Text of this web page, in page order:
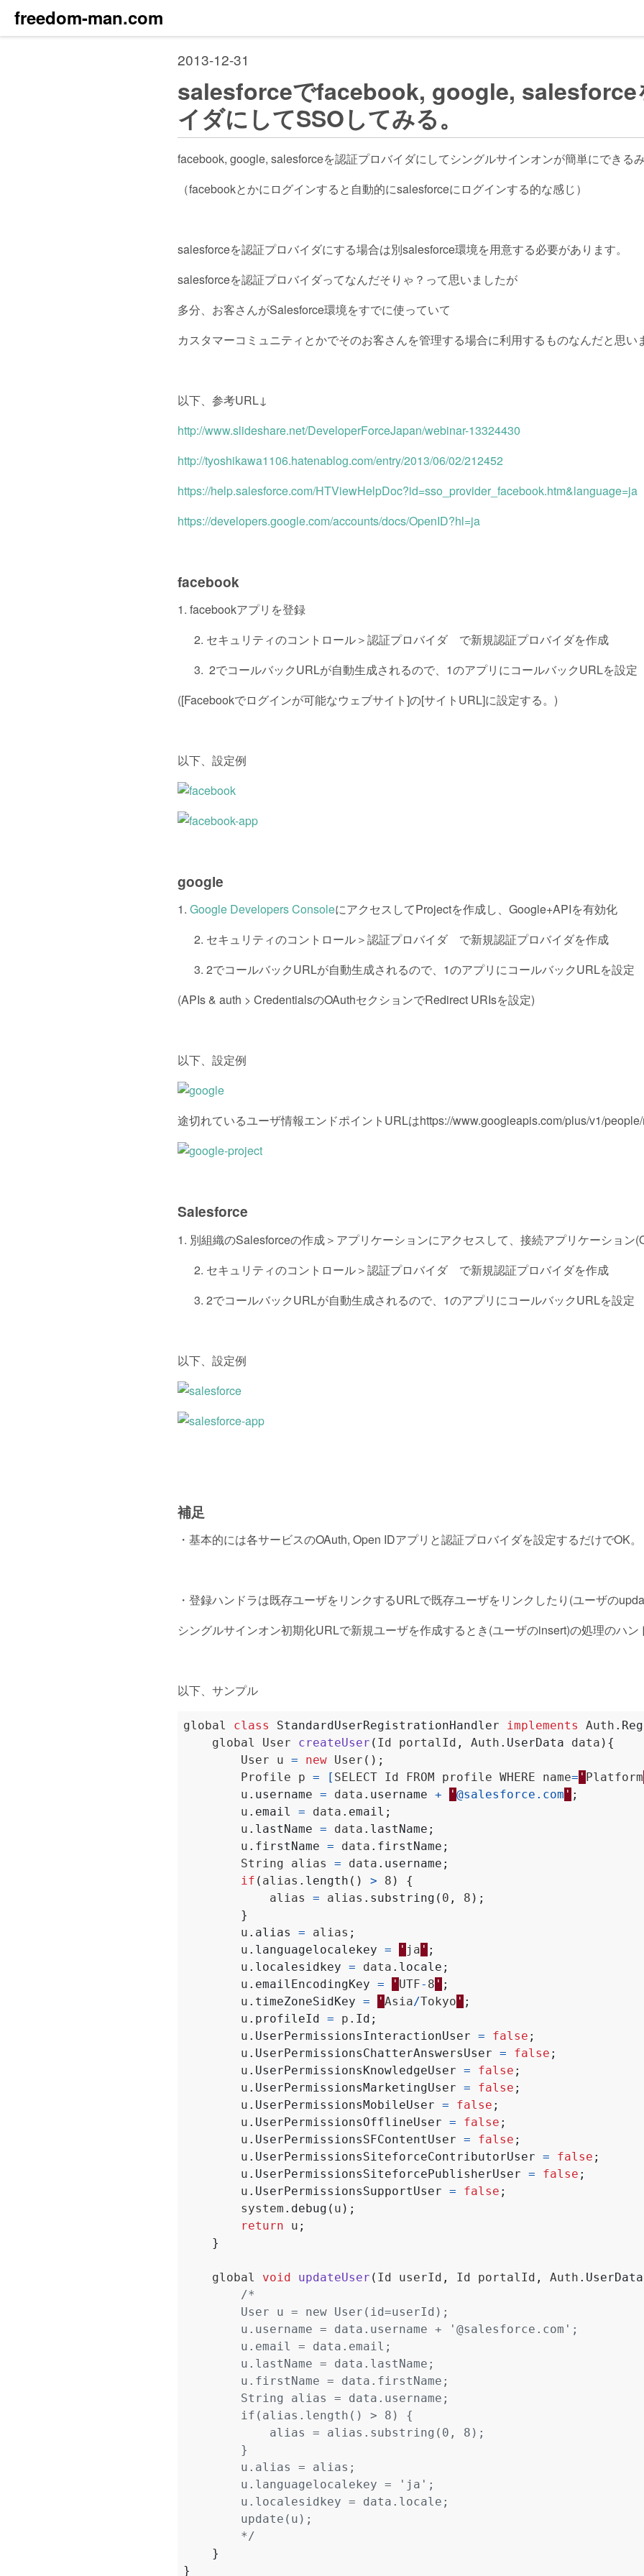
freedom-man.com
2013-12-31
salesforceでfacebook, google, salesforce
イダにしてSSOしてみる。
facebook, google, salesforceを認証プロバイダにしてシングルサインオンが簡単にできる
（facebookとかにログインすると自動的にsalesforceにログインする的な感じ）
salesforceを認証プロバイダにする場合は別salesforce環境を用意する必要があります。
salesforceを認証プロバイダってなんだそりゃ？って思いましたが
多分、お客さんがSalesforce環境をすでに使っていて
カスタマーコミュニティとかでそのお客さんを管理する場合に利用するものなんだと思い
以下、参考URL↓
http://www.slideshare.net/DeveloperForceJapan/webinar-13324430
http://tyoshikawa1106.hatenablog.com/entry/2013/06/02/212452
https://help.salesforce.com/HTViewHelpDoc?id=sso_provider_facebook.htm&language=ja
https://developers.google.com/accounts/docs/OpenID?hl=ja
facebook
1. facebookアプリを登録
セキュリティのコントロール＞認証プロバイダ で新規認証プロバイダを作成
2でコールバックURLが自動生成されるので、1のアプリにコールバックURLを設定
([Facebookでログインが可能なウェブサイト]の[サイトURL]に設定する。)
以下、設定例
google
1. Google Developers ConsoleにアクセスしてProjectを作成し、Google+APIを有効化
セキュリティのコントロール＞認証プロバイダ で新規認証プロバイダを作成
2でコールバックURLが自動生成されるので、1のアプリにコールバックURLを設定
(APIs & auth > CredentialsのOAuthセクションでRedirect URIsを設定)
以下、設定例
途切れているユーザ情報エンドポイントURLはhttps://www.googleapis.com/plus/v1/
Salesforce
1. 別組織のSalesforceの作成＞アプリケーションにアクセスして、接続アプリケーション
セキュリティのコントロール＞認証プロバイダ で新規認証プロバイダを作成
2でコールバックURLが自動生成されるので、1のアプリにコールバックURLを設定
以下、設定例
補足
・基本的には各サービスのOAuth, Open IDアプリと認証プロバイダを設定するだけでOK。
・登録ハンドラは既存ユーザをリンクするURLで既存ユーザをリンクしたり(ユーザの
シングルサインオン初期化URLで新規ユーザを作成するとき(ユーザのinsert)の処理のハ
以下、サンプル
global class StandardUserRegistrationHandler implements Auth .
global
User createUser ( Id portalId , Auth . UserData data ){
User
u = new User ();
Profile
p = [ SELECT Id FROM profile WHERE name= ' Platform
u . username = data . username + ' @salesforce.com ' ;
u . email = data . email ;
u . lastName = data . lastName ;
u . firstName = data . firstName ;
String
alias = data . username ;
if ( alias . length () > 8 )
{
alias
= alias . substring ( 0 , 8 );
}
u . alias = alias ;
u . languagelocalekey = ' ja ' ;
u . localesidkey = data . locale ;
u . emailEncodingKey = ' UTF- 8 ' ;
u . timeZoneSidKey = ' Asia/Tokyo ' ;
u . profileId = p . Id ;
u . UserPermissionsInteractionUser = false ;
u . UserPermissionsChatterAnswersUser = false ;
u . UserPermissionsKnowledgeUser = false ;
u . UserPermissionsMarketingUser = false ;
u . UserPermissionsMobileUser = false ;
u . UserPermissionsOfflineUser = false ;
u . UserPermissionsSFContentUser = false ;
u . UserPermissionsSiteforceContributorUser = false ;
u . UserPermissionsSiteforcePublisherUser = false ;
u . UserPermissionsSupportUser = false ;
system . debug ( u );
return
u ;
}
global void updateUser ( Id userId , Id portalId , Auth . UserData
        */
}
}